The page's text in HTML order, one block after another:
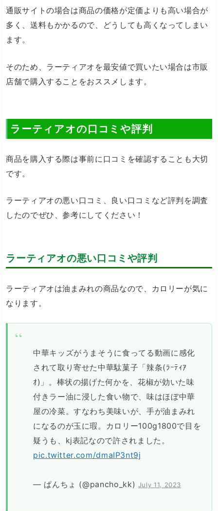
通販サイトの場合は商品の価格が定価よりも高い場合が
多く、送料もかかるので、どうしても高くなってしまい
ます。
そのため、ラーティアオを最安値で買いたい場合は市販
店舗で購入することをおススメします。
ラーティアオの口コミや評判
商品を購入する際は事前に口コミを確認することも大切
です。
ラーティアオの悪い口コミ、良い口コミなど評判を調査
したのでぜひ、参考にしてください！
ラーティアオの悪い口コミや評判
ラーティアオは油まみれの商品なので、カロリーが気に
なります。
中華キッズがうまそうに食ってる動画に感化
されて取り寄せた中華駄菓子「辣条(ﾗｰﾃｨｱ
ｵ)」。棒状の揚げた何かを、花椒が効いた味
付きラー油に浸した食い物で、味はほぼ中華
屋の冷菜。すなわち美味いが、手が油まみれ
になるのが玉に瑕。カロリー100g1800で目を
疑うも、kj表記なので許されました。
pic.twitter.com/dmaIP3nt9j
— ぱんちょ (@pancho_kk) July 11, 2023